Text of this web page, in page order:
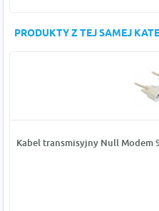
PRODUKTY Z TEJ SAMEJ
Kabel transmisyjny Null Modem